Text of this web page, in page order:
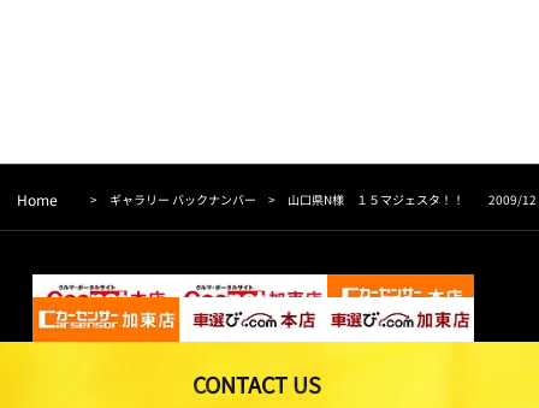
Home > ギャラリー バックナンバー > 山口県N様 １５マジェスタ！！ 2009/12
CONTACT US